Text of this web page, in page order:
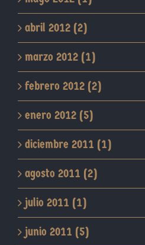
abril 2012 (2)
marzo 2012 (1)
febrero 2012 (2)
enero 2012 (5)
diciembre 2011 (1)
agosto 2011 (2)
julio 2011 (1)
junio 2011 (5)